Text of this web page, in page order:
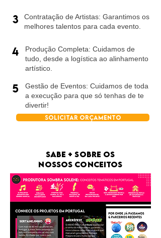
3
Contratação de Artistas: Garantimos os
melhores talentos para cada evento.
4
Produção Completa: Cuidamos de
tudo, desde a logística ao alinhamento
artístico.
5
Gestão de Eventos: Cuidamos de toda
a execução para que só tenhas de te
divertir!
solicitar orçamento
sabe + sobre os
nossos conceitos